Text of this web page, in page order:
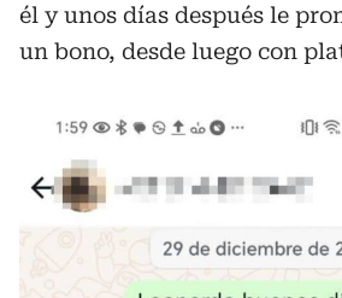
él y unos días después le
un bono, desde luego con